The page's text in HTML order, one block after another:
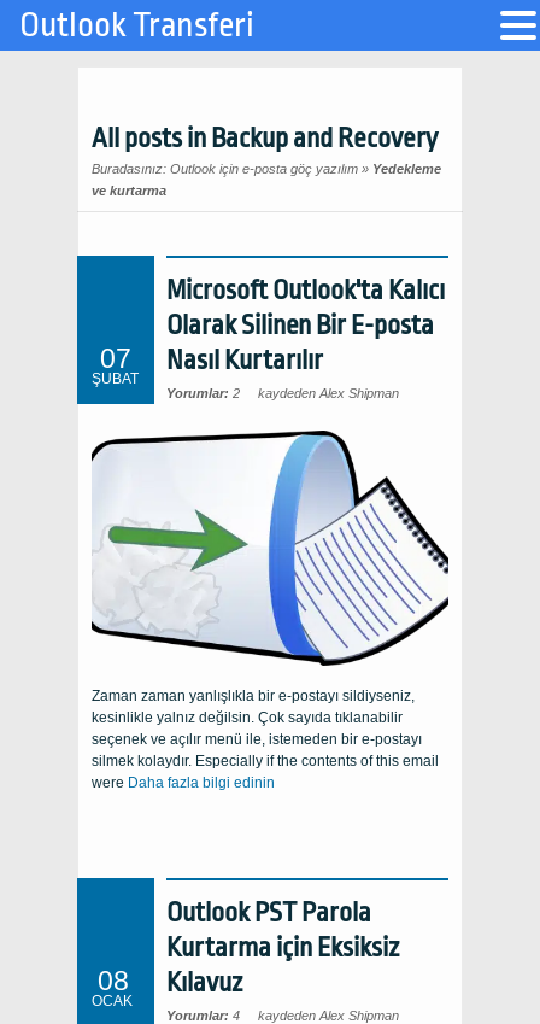
All posts in Backup and Recovery
Buradasınız: Outlook için e-posta göç yazılım » Yedekleme
ve kurtarma
07
ŞUBAT
Microsoft Outlook'ta Kalıcı
Olarak Silinen Bir E-posta
Nasıl Kurtarılır
Yorumlar: 2 kaydeden Alex Shipman
Zaman zaman yanlışlıkla bir e-postayı sildiyseniz,
kesinlikle yalnız değilsin. Çok sayıda tıklanabilir
seçenek ve açılır menü ile, istemeden bir e-postayı
silmek kolaydır. Especially if the contents of this email
were Daha fazla bilgi edinin
08
OCAK
Outlook PST Parola
Kurtarma için Eksiksiz
Kılavuz
Yorumlar: 4 kaydeden Alex Shipman
Outlook Transferi